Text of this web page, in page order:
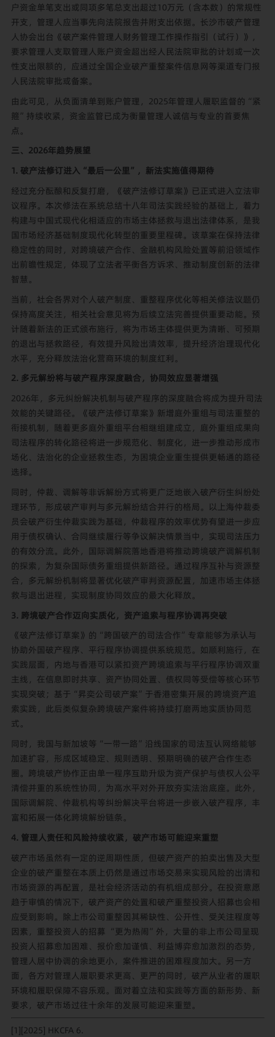
户资金单笔支出或同项多笔总支出超过10万元（含本数）的常规性
开支，管理人应当事先向法院报告并附支出依据。长沙市破产管理
人协会出台《破产案件管理人财务管理工作操作指引（试行）》，
要求管理人支取管理人账户资金超出经人民法院审批的计划或一次
性支出限额的，应通过全国企业破产重整案件信息网等渠道专门报
人民法院审批或备案。
由此可见，从负面清单到账户管理，2025年管理人履职监督的“紧
箍”持续收紧，资金监管已成为衡量管理人诚信与专业的首要焦
点。
三、2026年趋势展望
1. 破产法修订进入“最后一公里”，新法实施值得期待
经过充分酝酿和反复打磨，《破产法修订草案》已正式进入立法审
议程序。本次修法在系统总结十八年司法实践经验的基础上，着力
构建与中国式现代化相适应的市场主体拯救与退出法律体系，是我
国市场经济基础制度现代化转型的重要里程碑。该草案在保持法律
稳定性的同时，对跨境破产合作、金融机构风险处置等前沿领域作
出前瞻性规定，体现了立法者平衡各方诉求、推动制度创新的法律
智慧。
当前，社会各界对个人破产制度、重整程序优化等相关修法议题仍
保持高度关注，相关社会意见将为后续立法完善提供重要动能。预
计随着新法的正式颁布施行，将为市场主体提供更为清晰、可预期
的退出与拯救路径，有效提升风险出清效率，提升经济治理现代化
水平，充分释放法治化营商环境的制度红利。
2. 多元解纷将与破产程序深度融合，协同效应显著增强
2026年，多元纠纷解决机制与破产程序的深度融合将成为提升司法
效能的关键路径。《破产法修订草案》新增庭外重组与司法重整的
衔接机制，随着更多庭外重组平台相继组建成立，庭外重组成果向
司法程序的转化路径将进一步规范化、制度化，进一步推动形成市
场化、法治化的企业拯救生态，为困境企业重生提供更畅通的路径
选择。
同时，仲裁、调解等非诉解纷方式将更广泛地嵌入破产衍生纠纷处
理环节，形成破产审判与多元解纷结合并行的格局。以上海仲裁委
员会破产衍生仲裁实践为基础，仲裁程序的效率优势有望进一步应
用于债权确认、合同继续履行等争议解决情景当中，实现司法压力
的有效分流。此外，国际调解院落地香港将推动跨境破产调解机制
的探索，为复杂国际债务重组提供新路径。通过程序互补与资源整
合，多元解纷机制将显著优化破产审判资源配置，加速市场主体拯
救与退出进程，实现制度协同效应的最大化释放。
3. 跨境破产合作迈向实质化，资产追索与程序协调再突破
《破产法修订草案》的“跨国破产的司法合作”专章能够为承认与
协助外国破产程序、平行程序协调提供系统规范。如顺利施行，在
实践层面，内地与香港可以紧扣资产跨境追索与平行程序协调双重
主线，在信息即时共享、资产协同处置、债权同等受偿等核心环节
实现突破；基于“昇奕公司破产案”于香港密集开展的跨境资产追
索实践，此后类似复杂跨境破产案件将持续打磨两地实质协同范
式。
同时，我国与新加坡等“一带一路”沿线国家的司法互认网络能够
加速扩容，形成区域稳定、规则透明、预期明确的破产合作生态
圈。跨境破产协作正由单一程序互助升级为资产保护与债权人公平
清偿并重的系统性协同，为高水平对外开放夯实法治底座。此外，
国际调解院、仲裁机构等纠纷解决平台将进一步嵌入破产程序，丰
富和拓展一体化跨境解纷链条。
4. 管理人责任和风险持续收紧，破产市场可能迎来重塑
破产市场虽然有一定的逆周期性质，但破产资产的拍卖出售及大型
企业的破产重整在本质上仍然是通过市场交易来实现风险的出清和
市场资源的再配置，是社会经济活动的有机组成部分。在投资意愿
趋于审慎的情况下，破产资产的处置和破产重整投资人招募也会相
应受到影响。除上市公司重整因其稀缺性、公开性、受关注程度等
因素，重整投资人的招募 “更为热闹”外，大量的非上市公司呈现
投资人招募愈加困难、报价愈加谨慎、利益博弈愈加激烈的态势，
管理人居中协调的余地更小，案件推进的困难程度加大。另一方
面，各方对管理人履职要求更高、更严的同时，破产从业者的履职
环境和履职保障不容乐观。面对着立法和实践等方面的新形势、新
要求，破产市场过往十余年的发展可能迎来重塑。
[1][2025] HKCFA 6.